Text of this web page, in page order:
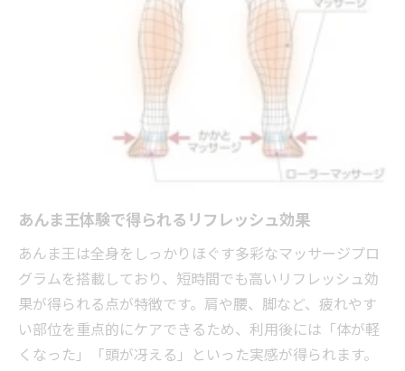
あんま王体験で得られるリフレッシュ効果
あんま王は全身をしっかりほぐす多彩なマッサージプロ
グラムを搭載しており、短時間でも高いリフレッシュ効
果が得られる点が特徴です。肩や腰、脚など、疲れやす
い部位を重点的にケアできるため、利用後には「体が軽
くなった」「頭が冴える」といった実感が得られます。